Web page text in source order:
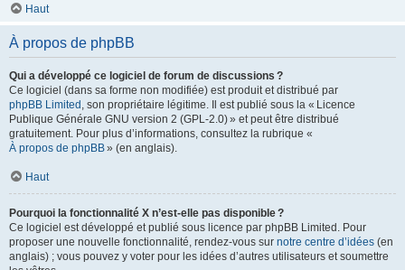
Haut
À propos de phpBB
Qui a développé ce logiciel de forum de discussions ?
Ce logiciel (dans sa forme non modifiée) est produit et distribué par
phpBB Limited , son propriétaire légitime. Il est publié sous la « Licence
Publique Générale GNU version 2 (GPL-2.0) » et peut être distribué
gratuitement. Pour plus d’informations, consultez la rubrique «
À propos de phpBB» (en anglais).
Haut
Pourquoi la fonctionnalité X n’est-elle pas disponible ?
Ce logiciel est développé et publié sous licence par phpBB Limited. Pour
proposer une nouvelle fonctionnalité, rendez-vous sur notre centre d’idées (en
anglais) ; vous pouvez y voter pour les idées d’autres utilisateurs et soumettre